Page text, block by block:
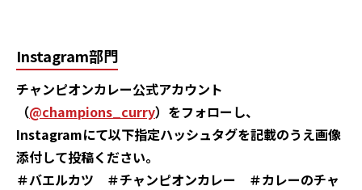
Instagram部門
チャンピオンカレー公式アカウント
（@champions_curry）をフォローし、
Instagramにて以下指定ハッシュタグを記載のうえ画像
添付して投稿ください。
＃バエルカツ ＃チャンピオンカレー ＃カレーのチャ